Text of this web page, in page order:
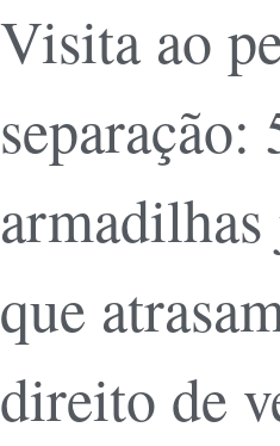
Visita ao
separação:
que
direito de